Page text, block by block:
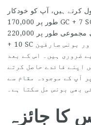
کرتے ہیں، آپ کو خودکار
طور پر 170,000 GC + 7 SC بطور سائن اپ بونس ملتے ہیں، اور
اضافی رجسٹریشن بونس کے ساتھ مجموعی طور پر 220,000 GC
+ 10 SC ہو جاتے ہیں۔ یہ تمام پروموشنز اور بونس صارفین
ضروری ہیں۔ اس کے بعد
اپنے فائدے حاصل کرتے
آپ کے موجودہ مقام سے
بھی بونس مل سکتا ہے۔
کا جائزہ